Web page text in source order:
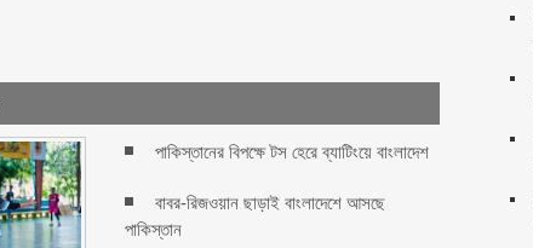
পাকিস্তানের বিপক্ষে টস হেরে ব্যাটিংয়ে বাংলাদেশ
বাবর-রিজওয়ান ছাড়াই বাংলাদেশে আসছে
পাকিস্তান